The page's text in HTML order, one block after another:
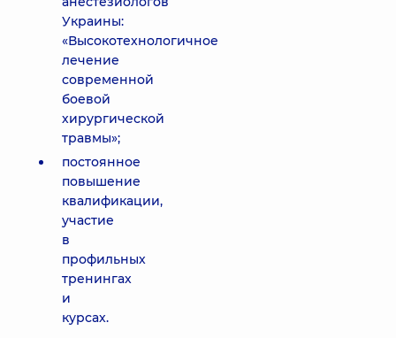
Украины:
«Высокотехнологичное
лечение
современной
боевой
хирургической
травмы»;
постоянное
повышение
квалификации,
участие
в
профильных
тренингах
и
курсах.